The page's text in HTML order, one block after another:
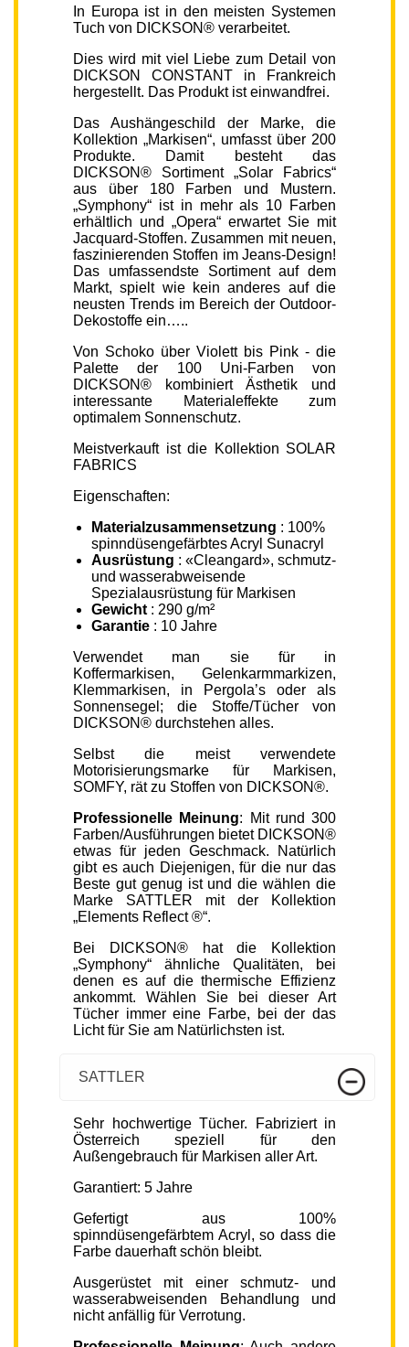
In Europa ist in den meisten Systemen
Tuch von DICKSON® verarbeitet.
Dies wird mit viel Liebe zum Detail von
DICKSON CONSTANT in Frankreich
hergestellt. Das Produkt ist einwandfrei.
Das Aushängeschild der Marke, die
Kollektion „Markisen“, umfasst über 200
Produkte. Damit besteht das
DICKSON® Sortiment „Solar Fabrics“
aus über 180 Farben und Mustern.
„Symphony“ ist in mehr als 10 Farben
erhältlich und „Opera“ erwartet Sie mit
Jacquard-Stoffen. Zusammen mit neuen,
faszinierenden Stoffen im Jeans-Design!
Das umfassendste Sortiment auf dem
Markt, spielt wie kein anderes auf die
neusten Trends im Bereich der Outdoor-
Dekostoffe ein…..
Von Schoko über Violett bis Pink - die
Palette der 100 Uni-Farben von
DICKSON® kombiniert Ästhetik und
interessante Materialeffekte zum
optimalem Sonnenschutz.
Meistverkauft ist die Kollektion SOLAR
FABRICS
Eigenschaften:
Materialzusammensetzung : 100%
spinndüsengefärbtes Acryl Sunacryl
Ausrüstung : «Cleangard», schmutz-
und wasserabweisende
Spezialausrüstung für Markisen
Gewicht : 290 g/m²
Garantie : 10 Jahre
Verwendet man sie für in
Koffermarkisen, Gelenkarmmarkizen,
Klemmarkisen, in Pergola’s oder als
Sonnensegel; die Stoffe/Tücher von
DICKSON® durchstehen alles.
Selbst die meist verwendete
Motorisierungsmarke für Markisen,
SOMFY, rät zu Stoffen von DICKSON®.
Professionelle Meinung: Mit rund 300
Farben/Ausführungen bietet DICKSON®
etwas für jeden Geschmack. Natürlich
gibt es auch Diejenigen, für die nur das
Beste gut genug ist und die wählen die
Marke SATTLER mit der Kollektion
„Elements Reflect ®“.
Bei DICKSON® hat die Kollektion
„Symphony“ ähnliche Qualitäten, bei
denen es auf die thermische Effizienz
ankommt. Wählen Sie bei dieser Art
Tücher immer eine Farbe, bei der das
Licht für Sie am Natürlichsten ist.
SATTLER
Sehr hochwertige Tücher. Fabriziert in
Österreich speziell für den
Außengebrauch für Markisen aller Art.
Garantiert: 5 Jahre
Gefertigt aus 100%
spinndüsengefärbtem Acryl, so dass die
Farbe dauerhaft schön bleibt.
Ausgerüstet mit einer schmutz- und
wasserabweisenden Behandlung und
nicht anfällig für Verrotung.